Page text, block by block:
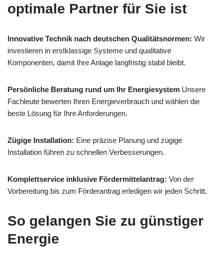
optimale Partner für Sie ist
Innovative Technik nach deutschen Qualitätsnormen: Wir
investieren in erstklassige Systeme und qualitative
Komponenten, damit Ihre Anlage langfristig stabil bleibt.
Persönliche Beratung rund um Ihr Energiesystem Unsere
Fachleute bewerten Ihren Energieverbrauch und wählen die
beste Lösung für Ihre Anforderungen.
Zügige Installation: Eine präzise Planung und zügige
Installation führen zu schnellen Verbesserungen.
Komplettservice inklusive Fördermittelantrag: Von der
Vorbereitung bis zum Förderantrag erledigen wir jeden Schritt.
So gelangen Sie zu günstiger
Energie